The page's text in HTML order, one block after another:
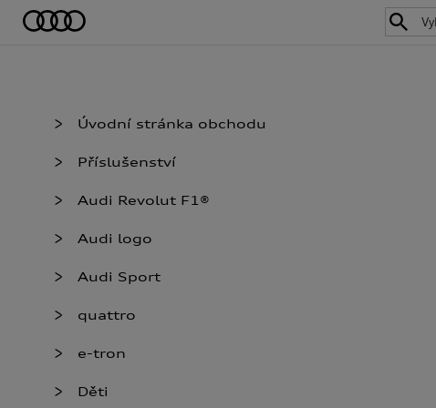
Úvodní stránka obchodu
Příslušenství
Audi Revolut F1®
Audi logo
Audi Sport
quattro
e-tron
Děti